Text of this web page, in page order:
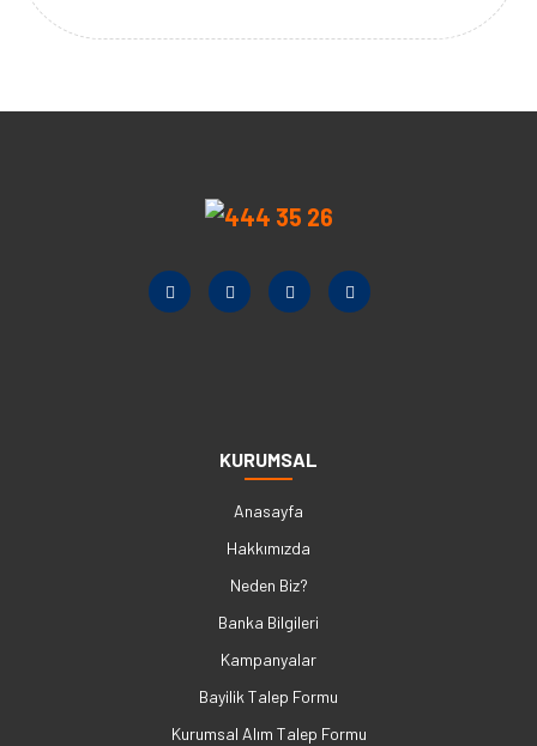
KURUMSAL
Anasayfa
Hakkımızda
Neden Biz?
Banka Bilgileri
Kampanyalar
Bayilik Talep Formu
Kurumsal Alım Talep Formu